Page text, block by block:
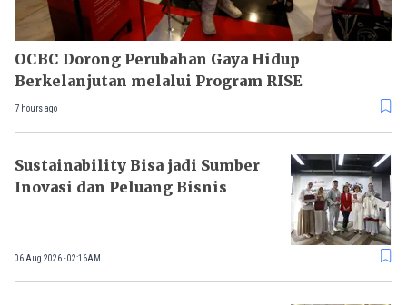
OCBC Dorong Perubahan Gaya Hidup
Berkelanjutan melalui Program RISE
7 hours ago
Sustainability Bisa jadi Sumber
Inovasi dan Peluang Bisnis
06 Aug 2026 - 02:16AM